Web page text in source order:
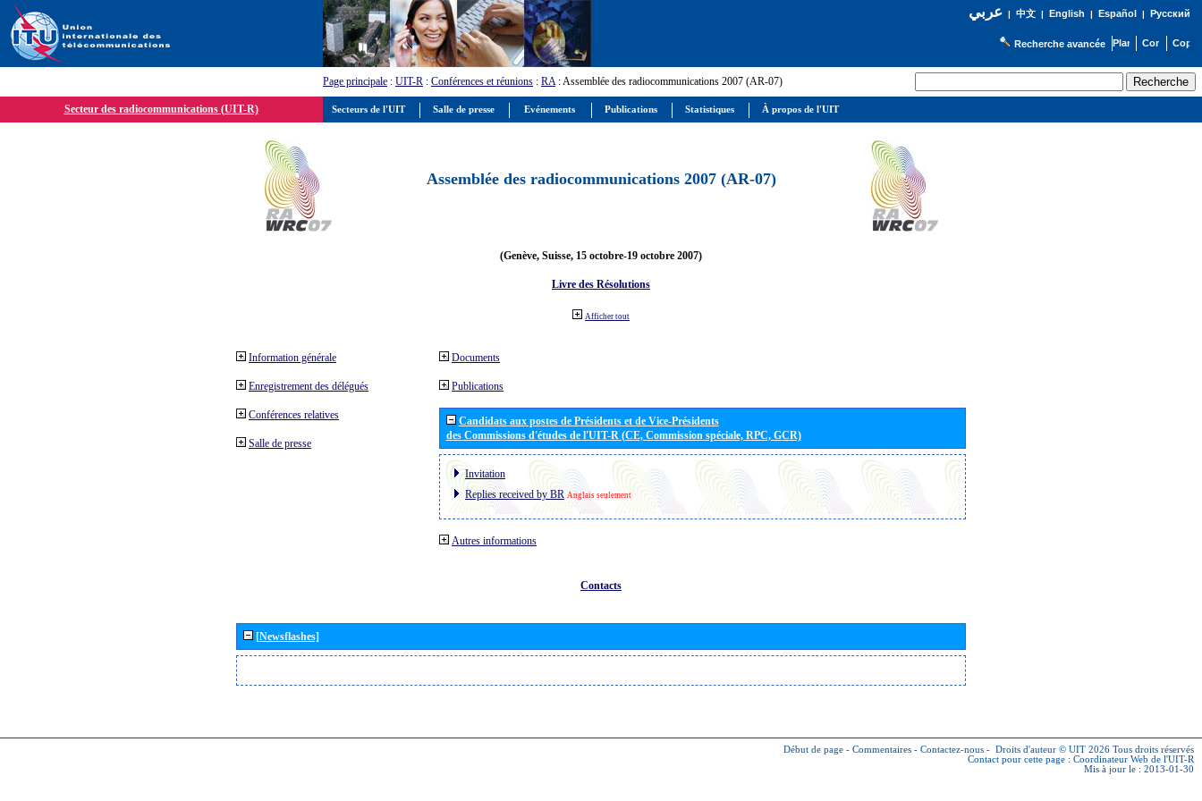
عربي| 中文| English | Español | Русский
Recherche avancée
Page principale : UIT-R : Conférences et réunions : RA: Assemblée des radiocommunications 2007 (AR-07)
Secteur des radiocommunications (UIT-R)
Assemblée des radiocommunications 2007 (AR-07)
(Genève, Suisse, 15 octobre-19 octobre 2007)
Livre des Résolutions
Afficher tout
Information générale
Enregistrement des délégués
Conférences relatives
Salle de presse
Documents
Publications
Candidats aux postes de Présidents et de Vice-Présidents
des Commissions d'études de l'UIT-R (CE, Commission spéciale, RPC, GCR)
Invitation
Replies received by BR Anglais seulement
Autres informations
Contacts
[Newsflashes]
Début de page - Commentaires - Contactez-nous - Droits d'auteur © UIT 2026 Tous droits réservés
Contact pour cette page : Coordinateur Web de l'UIT-R
Mis à jour le : 2013-01-30
Secteurs de l'UIT Salle de presse Evénements Publications Statistiques À propos de l'UIT